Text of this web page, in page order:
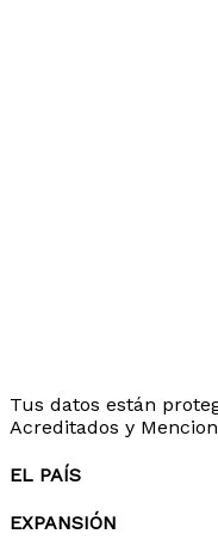
Tus datos están
Acreditados y
EL PAÍS
EXPANSIÓN